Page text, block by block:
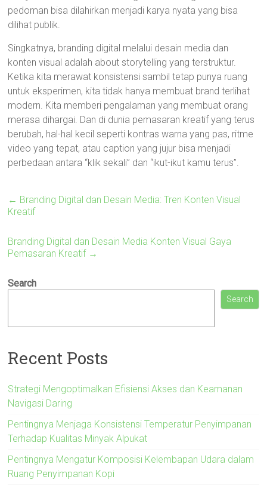
pedoman bisa dilahirkan menjadi karya nyata yang bisa
dilihat publik.
Singkatnya, branding digital melalui desain media dan
konten visual adalah about storytelling yang terstruktur.
Ketika kita merawat konsistensi sambil tetap punya ruang
untuk eksperimen, kita tidak hanya membuat brand terlihat
modern. Kita memberi pengalaman yang membuat orang
merasa dihargai. Dan di dunia pemasaran kreatif yang terus
berubah, hal-hal kecil seperti kontras warna yang pas, ritme
video yang tepat, atau caption yang jujur bisa menjadi
perbedaan antara “klik sekali” dan “ikut-ikut kamu terus”.
← Branding Digital dan Desain Media: Tren Konten Visual
Kreatif
Branding Digital dan Desain Media Konten Visual Gaya
Pemasaran Kreatif →
Search
Search
Recent Posts
Strategi Mengoptimalkan Efisiensi Akses dan Keamanan
Navigasi Daring
Pentingnya Menjaga Konsistensi Temperatur Penyimpanan
Terhadap Kualitas Minyak Alpukat
Pentingnya Mengatur Komposisi Kelembapan Udara dalam
Ruang Penyimpanan Kopi